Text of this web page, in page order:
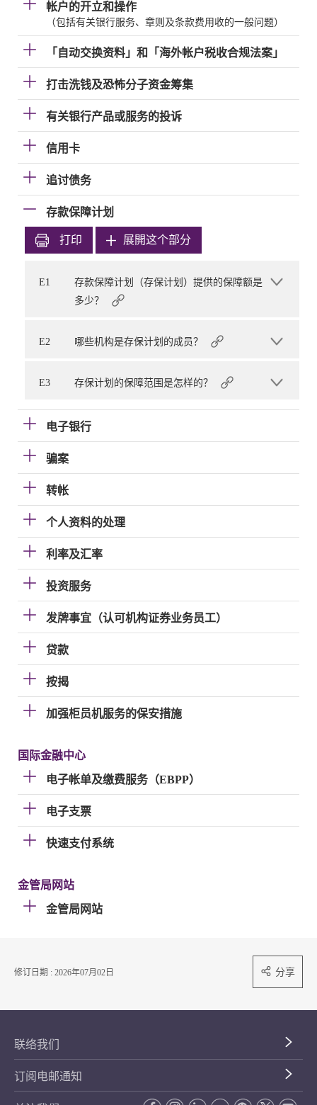
帐户的开立和操作
（包括有关银行服务、章则及条款费用收的一般问题）
「自动交换资料」和「海外帐户税收合规法案」
打击洗钱及恐怖分子资金筹集
有关银行产品或服务的投诉
信用卡
追讨债务
存款保障计划
打印 展開这个部分
E1
存款保障计划（存保计划）提供的保障额是
多少？
E2 哪些机构是存保计划的成员？
E3 存保计划的保障范围是怎样的？
电子银行
骗案
转帐
个人资料的处理
利率及汇率
投资服务
发牌事宜（认可机构证券业务员工）
贷款
按揭
加强柜员机服务的保安措施
国际金融中心
电子帐单及缴费服务（EBPP）
电子支票
快速支付系统
金管局网站
金管局网站
修订日期 : 2026年07月02日 分享
联络我们
订阅电邮通知